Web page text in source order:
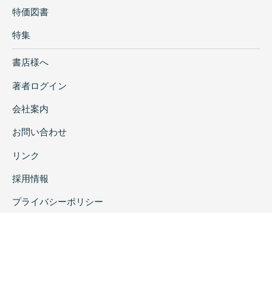
特価図書
特集
書店様へ
著者ログイン
会社案内
お問い合わせ
リンク
採用情報
プライバシーポリシー